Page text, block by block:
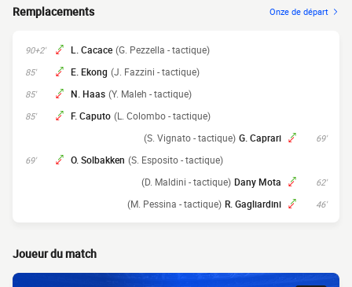
Remplacements Onze de départ
90+2' L. Cacace (G. Pezzella - tactique)
85' E. Ekong (J. Fazzini - tactique)
85' N. Haas (Y. Maleh - tactique)
85' F. Caputo (L. Colombo - tactique)
69'
G. Caprari
(S. Vignato - tactique)
69' O. Solbakken (S. Esposito - tactique)
62'
Dany Mota
(D. Maldini - tactique)
46'
R. Gagliardini
(M. Pessina - tactique)
Joueur du match